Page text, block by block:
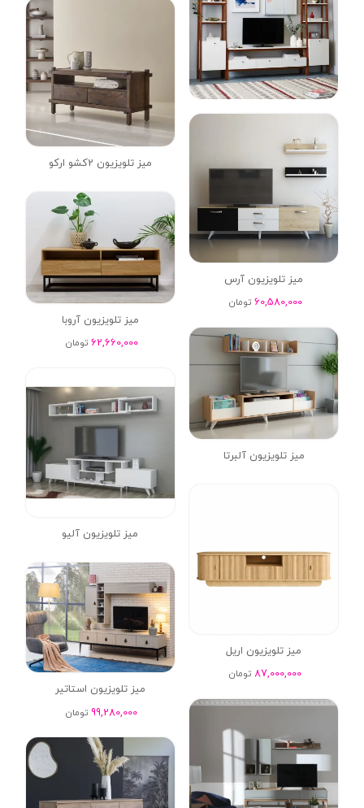
میز تلویزیون 2کشو ارکو
میز تلویزیون آرس
60,580,000 تومان
میز تلویزیون آروبا
62,660,000 تومان
میز تلویزیون آلبرتا
میز تلویزیون آلیو
میز تلویزیون اریل
87,000,000 تومان
میز تلویزیون استاتیر
99,280,000 تومان